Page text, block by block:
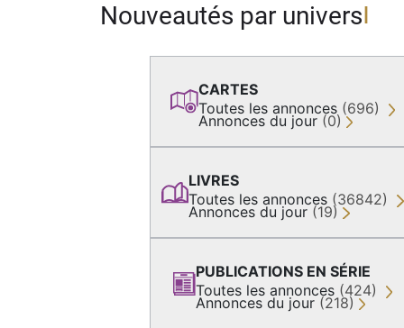
Nouveautés par univers
CARTES
Toutes les annonces (696)
Annonces du jour (0)
LIVRES
Toutes les annonces (36842)
Annonces du jour (19)
PUBLICATIONS EN SÉRIE
Toutes les annonces (424)
Annonces du jour (218)